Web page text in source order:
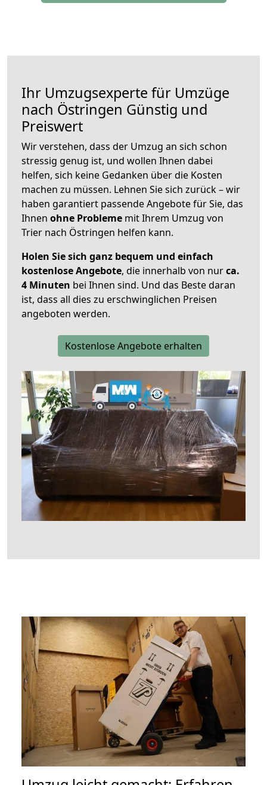
Ihr Umzugsexperte für Umzüge
nach Östringen Günstig und
Preiswert
Wir verstehen, dass der Umzug an sich schon
stressig genug ist, und wollen Ihnen dabei
helfen, sich keine Gedanken über die Kosten
machen zu müssen. Lehnen Sie sich zurück – wir
haben garantiert passende Angebote für Sie, das
Ihnen ohne Probleme mit Ihrem Umzug von
Trier nach Östringen helfen kann.
Holen Sie sich ganz bequem und einfach
kostenlose Angebote, die innerhalb von nurca.
4 Minuten bei Ihnen sind. Und das Beste daran
ist, dass all dies zu erschwinglichen Preisen
angeboten werden.
Kostenlose Angebote erhalten